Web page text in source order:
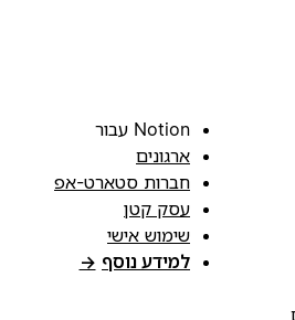
Notion עבור
ארגונים
חברות סטארט-אפ
עסק קטן
שימוש אישי
למידע נוסף →